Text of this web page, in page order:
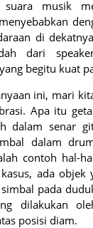
suara musik
di
dari
begitu kuat
ini, mari
Apa itu
dalam senar
dalam
contoh hal-
ada objek
pada
dilakukan
posisi diam.